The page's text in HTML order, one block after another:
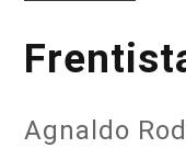
Agnaldo